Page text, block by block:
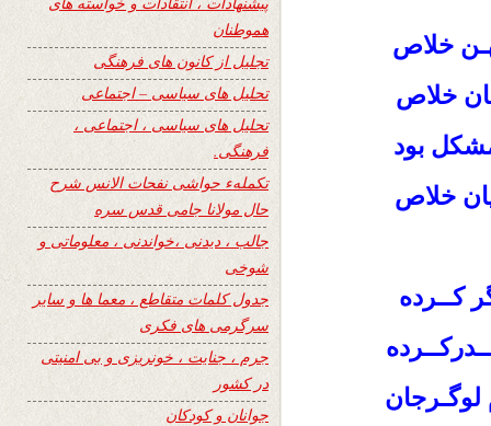
خلاص
خلاص
بود
خلاص
کــرده
لوگـرجان
هموطنان
تجلیل از کانون های فرهنگی
تحلیل های سیاسی – اجتماعی
تحلیل های سیاسی ، اجتماعی ،
فرهنگی.
تکملهء حواشی نفحات الانس شرح
حال مولانا جامی قدس سره
جالب ، دیدنی ،خواندنی ، معلوماتی و
شوخی
جدول کلمات متقاطع ، معما ها و سایر
سرگرمی های فکری
جرم ، جنایت ، خونریزی و بی امنیتی
در کشور
جوانان و کودکان